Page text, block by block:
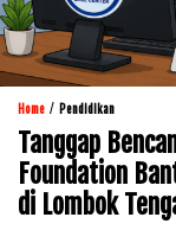
Home / Pendidikan
Tanggap
Foundation
di Lombok